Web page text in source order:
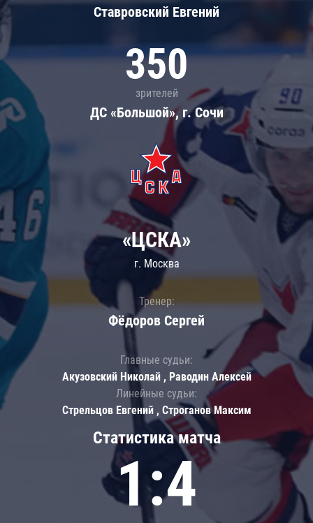
Ставровский Евгений
350
зрителей
ДС «Большой», г. Сочи
Статистика матча
1:4
«ЦСКА»
г. Москва
Тренер:
Фёдоров Сергей
Главные судьи:
Акузовский Николай , Раводин Алексей
Линейные судьи:
Стрельцов Евгений , Строганов Максим